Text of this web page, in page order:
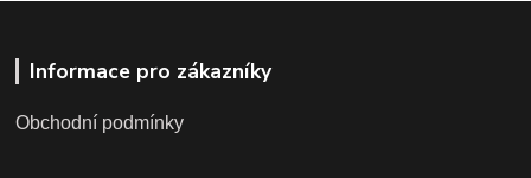
Informace pro zákazníky
Obchodní podmínky